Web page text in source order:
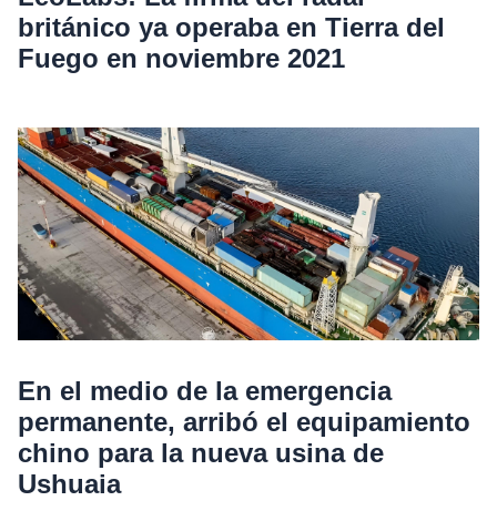
británico ya operaba en Tierra del
Fuego en noviembre 2021
En el medio de la emergencia
permanente, arribó el equipamiento
chino para la nueva usina de
Ushuaia